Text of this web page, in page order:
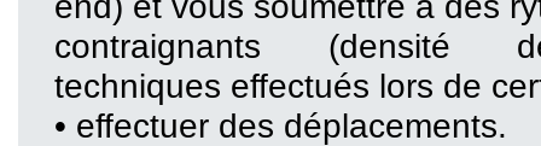
contraignants (densité
techniques effectués lors de
• effectuer des déplacements.